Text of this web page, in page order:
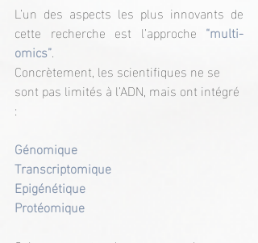
L’un des aspects les plus innovants de
cette recherche est l’approche “multi-
omics”.
Concrètement, les scientifiques ne se
sont pas limités à l’ADN, mais ont intégré
:
Génomique
Transcriptomique
Epigénétique
Protéomique